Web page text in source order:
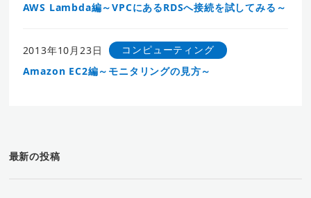
AWS Lambda編～VPCにあるRDSへ接続を試してみる～
2013年10月23日
コンピューティング
Amazon EC2編～モニタリングの見方～
最新の投稿